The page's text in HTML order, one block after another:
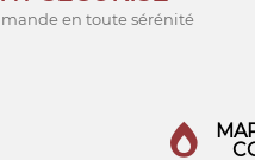
en toute sérénité